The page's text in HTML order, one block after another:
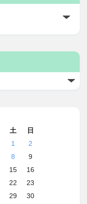
土
日
1
2
8
9
15
16
22
23
29
30